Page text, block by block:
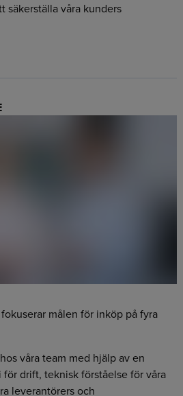
säkerställa våra kunders
målen för inköp på fyra
våra team med hjälp av en
drift, teknisk förståelse för våra
leverantörers och